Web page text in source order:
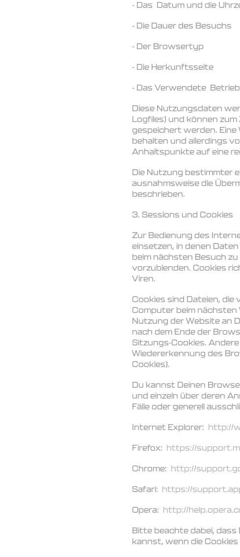
- Das Datum und die
- Die Dauer des Besuchs
- Der Browsertyp
- Die Herkunftsseite
- Das Verwendete
Diese Nutzungsdaten
Logfiles) und können
gespeichert werden.
behalten und allerdings
Anhaltspunkte auf eine
Die Nutzung bestimmter
ausnahmsweise die
beschrieben.
3. Sessions und Cookies
Zur Bedienung des
einsetzen, in denen
beim nächsten Besuch
vorzublenden. Cookies
Viren.
Cookies sind Dateien,
Computer beim
Nutzung der Website an
nach dem Ende der
Sitzungs-Cookies.
Wiedererkennung des
Cookies).
Du kannst Deinen
und einzeln über deren
Fälle oder generell
Internet Explorer: http://
Firefox: https://
Chrome: http://
Safari: https://
Opera: http://
Bitte beachte dabei,
kannst, wenn die